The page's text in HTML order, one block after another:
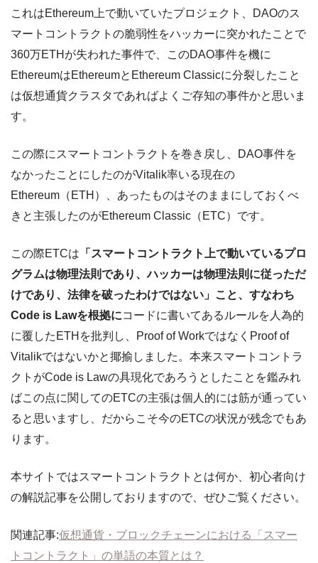
これはEthereum上で動いていたプロジェクト、DAOのス
マートコントラクトの脆弱性をハッカーに突かれたことで
360万ETHが失われた事件で、このDAO事件を機に
EthereumはEthereumとEthereum Classicに分裂したこと
は仮想通貨クラスタであればよくご存知の事件かと思いま
す。
この際にスマートコントラクトを巻き戻し、DAO事件を
なかったことにしたのがVitalik率いる現在の
Ethereum（ETH）、あったものはそのままにしておくべ
きと主張したのがEthereum Classic（ETC）です。
この際ETCは 「スマートコントラクト上で動いているプロ
グラムは物理法則であり、ハッカーは物理法則に従っただ
けであり、法律を破ったわけではない」こと、すなわち
Code is Lawを根拠にコードに書いてあるルールを人為的
に覆したETHを批判し、Proof of WorkではなくProof of
Vitalikではないかと揶揄しました。本来スマートコントラ
クトがCode is Lawの具現化であろうとしたことを鑑みれ
ばこの点に関してのETCの主張は個人的には筋が通ってい
ると思いますし、だからこそ今のETCの状況が残念でもあ
ります。
本サイトではスマートコントラクトとは何か、初心者向け
の解説記事を公開しておりますので、ぜひご覧ください。
関連記事:仮想通貨・ブロックチェーンにおける「スマー
トコントラクト」の単語の本質とは？